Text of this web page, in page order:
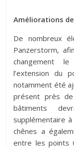
Améliorations
De nombreux
Panzerstorm,
changement
l’extension du
notamment été
présent près
bâtiments
supplémentaire
chênes a
entre les points